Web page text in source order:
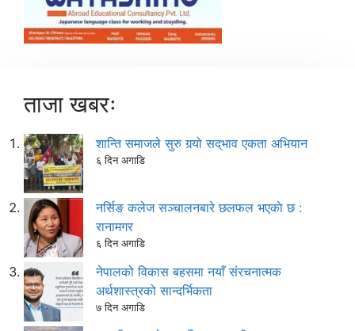
ताजा खबरः
शान्ति समाजले सुरु गर्‍यो सद्‌भाव एकता अभियान
६ दिन अगाडि
नर्सिङ कलेज सञ्चालनबारे छलफल भएकाे छ :
रानामगर
६ दिन अगाडि
नेपालको विकास बहसमा नयाँ संरचनात्मक
अर्थशास्त्रको सान्दर्भिकता
७ दिन अगाडि